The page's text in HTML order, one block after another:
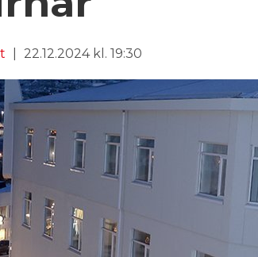
22.12.2024 kl. 19:30